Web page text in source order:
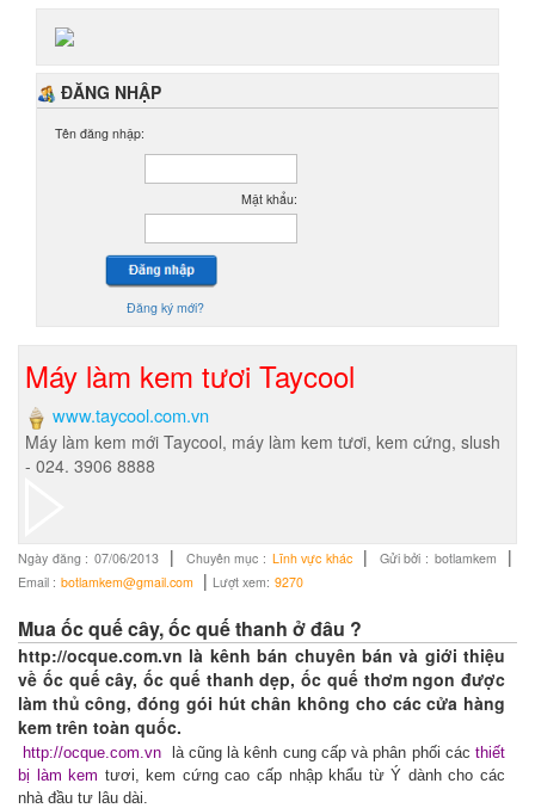
ĐĂNG NHẬP
Tên đăng nhập:
Mật khẩu:
Đăng ký mới?
Máy làm kem tươi Taycool
www.taycool.com.vn
Máy làm kem mới Taycool, máy làm kem tươi, kem cứng, slush
- 024. 3906 8888
Ngày đăng : 07/06/2013 | Chuyên mục : Lĩnh vực khác | Gửi bởi : botlamkem |
Email : botlamkem@gmail.com | Lượt xem: 9270
Mua ốc quế cây, ốc quế thanh ở đâu ?
http://ocque.com.vn là kênh bán chuyên bán và giới thiệu
về ốc quế cây, ốc quế thanh dẹp, ốc quế thơm ngon được
làm thủ công, đóng gói hút chân không cho các cửa hàng
kem trên toàn quốc.
http://ocque.com.vn là cũng là kênh cung cấp và phân phối cácthiết
bị làm kem tươi, kem cứng cao cấp nhập khẩu từ Ý dành cho các
nhà đầu tư lâu dài.